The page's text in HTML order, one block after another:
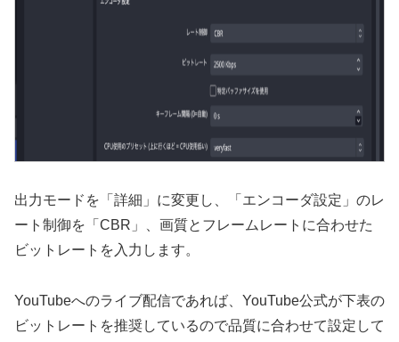
出力モードを「詳細」に変更し、「エンコーダ設定」のレ
ート制御を「CBR」、画質とフレームレートに合わせた
ビットレートを入力します。
YouTubeへのライブ配信であれば、YouTube公式が下表の
ビットレートを推奨しているので品質に合わせて設定して